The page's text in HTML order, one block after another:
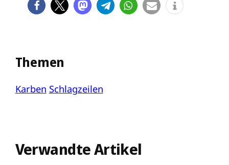
Themen
Karben Schlagzeilen
Verwandte Artikel